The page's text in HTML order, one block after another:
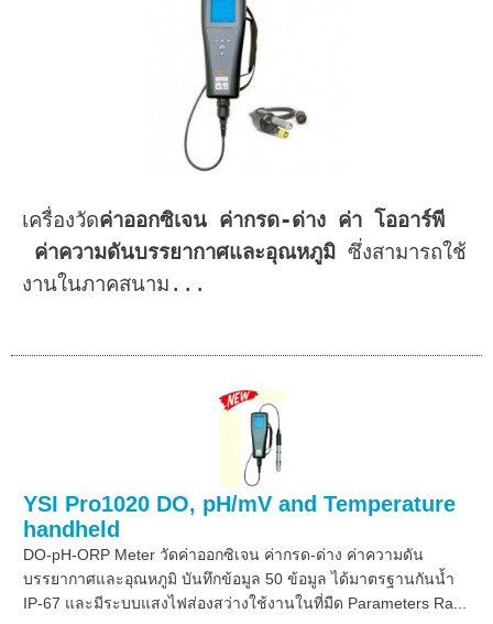
เครื่องวัดค่าออกซิเจน ค่ากรด-ด่าง ค่า โออาร์พี
ค่าความดันบรรยากาศและอุณหภูมิ ซึ่งสามารถใช้
งานในภาคสนาม...
YSI Pro1020 DO, pH/mV and Temperature
handheld
DO-pH-ORP Meter วัดค่าออกซิเจน ค่ากรด-ด่าง ค่าความดัน
บรรยากาศและอุณหภูมิ บันทึกข้อมูล 50 ข้อมูล ได้มาตรฐานกันน้ำ
IP-67 และมีระบบแสงไฟส่องสว่างใช้งานในที่มืด Parameters Ra...